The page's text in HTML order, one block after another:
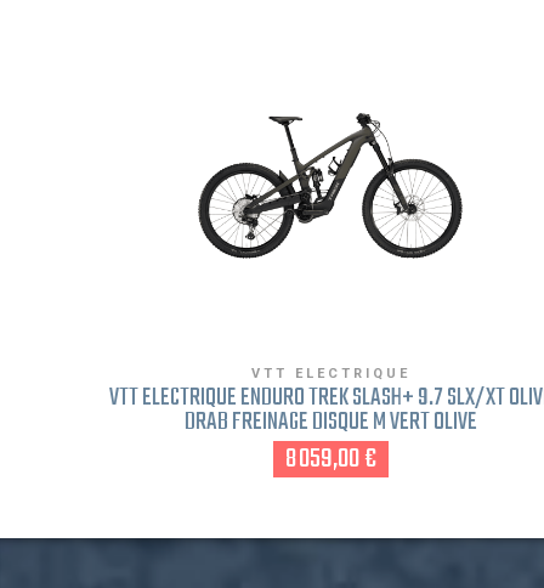
VTT ELECTRIQUE
VTT ÉLECTRIQUE ENDURO TREK SLASH+ 9.7 SLX/XT
DRAB FREINAGE DISQUE M VERT OLIVE
8 059,00 €